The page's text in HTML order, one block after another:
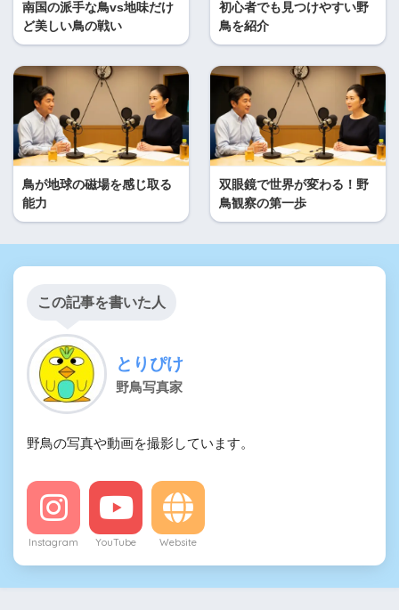
南国の派手な鳥vs地味だけ
ど美しい鳥の戦い
初心者でも見つけやすい野
鳥を紹介
鳥が地球の磁場を感じ取る
能力
双眼鏡で世界が変わる！野
鳥観察の第一歩
この記事を書いた人
とりぴけ
野鳥写真家
野鳥の写真や動画を撮影しています。
Instagram YouTube Website